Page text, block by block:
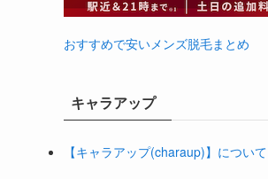
おすすめで安いメンズ脱毛まとめ
キャラアップ
【キャラアップ(charaup)】について